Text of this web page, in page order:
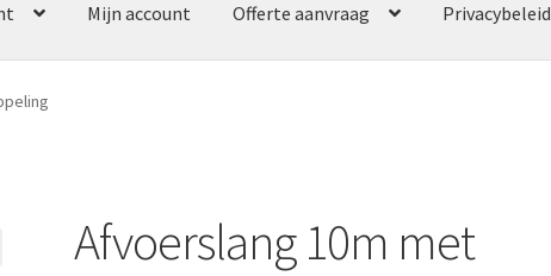
Mijn account Offerte aanvraag Privacybeleid
Afvoerslang 10m met